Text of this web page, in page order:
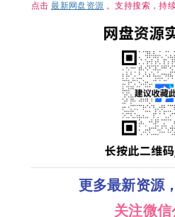
点击最新网盘资源 。支持搜索，持
更多最新资源
关注微